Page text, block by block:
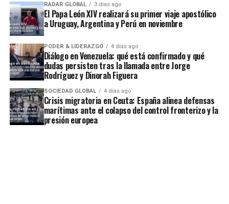
RADAR GLOBAL 3 días ago
El Papa León XIV realizará su primer viaje apostólico
a Uruguay, Argentina y Perú en noviembre
PODER & LIDERAZGO 4 días ago
Diálogo en Venezuela: qué está confirmado y qué
dudas persisten tras la llamada entre Jorge
Rodríguez y Dinorah Figuera
SOCIEDAD GLOBAL 4 días ago
Crisis migratoria en Ceuta: España alinea defensas
marítimas ante el colapso del control fronterizo y la
presión europea